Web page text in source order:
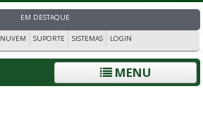
EM DESTAQUE
NUVEM SUPORTE SISTEMAS LOGIN
MENU